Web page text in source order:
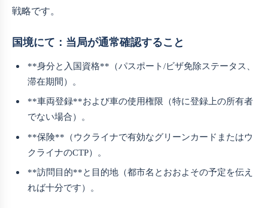
戦略です。
国境にて：当局が通常確認すること
**身分と入国資格**（パスポート/ビザ免除ステータス、
滞在期間）。
**車両登録**および車の使用権限（特に登録上の所有者
でない場合）。
**保険**（ウクライナで有効なグリーンカードまたはウ
クライナのCTP）。
**訪問目的**と目的地（都市名とおおよその予定を伝え
れば十分です）。